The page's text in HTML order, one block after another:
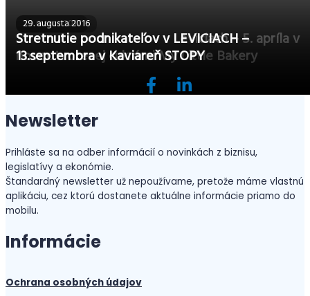
22. marca 2017
Stretnutie podnikateľov v Leviciach – 5. apríla v
novootvorenej cukrárni My Little Bakery
29. augusta 2016
Stretnutie podnikateľov v LEVICIACH –
13.septembra v Kaviareň STOPY
Newsletter
Prihláste sa na odber informácií o novinkách z biznisu,
legislatívy a ekonómie.
Štandardný newsletter už nepoužívame, pretože máme vlastnú
aplikáciu, cez ktorú dostanete aktuálne informácie priamo do
mobilu.
Informácie
Ochrana osobných údajov